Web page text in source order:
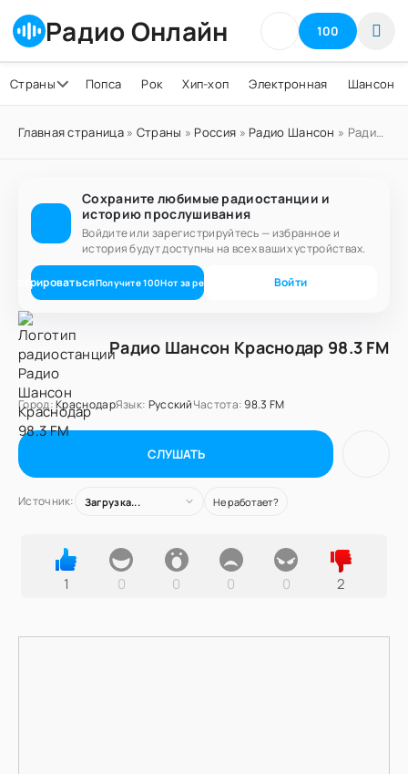
Радио Онлайн 100
Страны Попса Рок Хип-хоп Электронная Шансон
Главная страница» Страны » Россия » Радио Шансон » Радио Шансон Краснодар 98.3 FM
Сохраните любимые радиостанции и
историю прослушивания
Войдите или зарегистрируйтесь — избранное и
история будут доступны на всех ваших устройствах.
Получите100Нот за регистрацию Войти
Радио Шансон Краснодар 98.3 FM
Город:КраснодарЯзык: РусскийЧастота: 98.3 FM
СЛУШАТЬ
Источник: Загрузка... Не работает?
1 0 0 0 0 2